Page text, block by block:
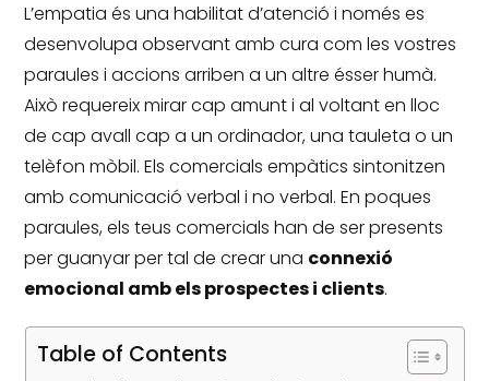
L’empatia és una habilitat d’atenció i només es
desenvolupa observant amb cura com les vostres
paraules i accions arriben a un altre ésser humà.
Això requereix mirar cap amunt i al voltant en lloc
de cap avall cap a un ordinador, una tauleta o un
telèfon mòbil.Els comercials empàtics sintonitzen
amb comunicació verbal i no verbal.En poques
paraules, els teus comercials han de ser presents
per guanyar per tal de crear una connexió
emocional amb els prospectes i clients.
Table of Contents